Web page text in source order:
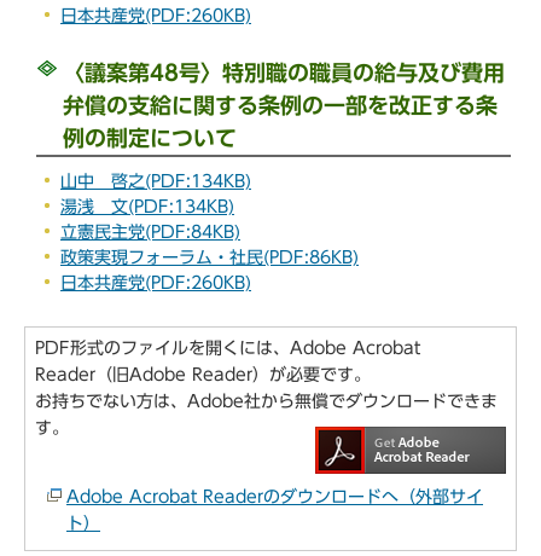
日本共産党(PDF:260KB)
〈議案第48号〉 特別職の職員の給与及び費用
弁償の支給に関する条例の一部を改正する条
例の制定について
山中 啓之(PDF:134KB)
湯浅 文(PDF:134KB)
立憲民主党(PDF:84KB)
政策実現フォーラム・社民(PDF:86KB)
日本共産党(PDF:260KB)
PDF形式のファイルを開くには、Adobe Acrobat
Reader（旧Adobe Reader）が必要です。
お持ちでない方は、Adobe社から無償でダウンロードできま
す。
Adobe Acrobat Readerのダウンロードへ（外部サイ
ト）